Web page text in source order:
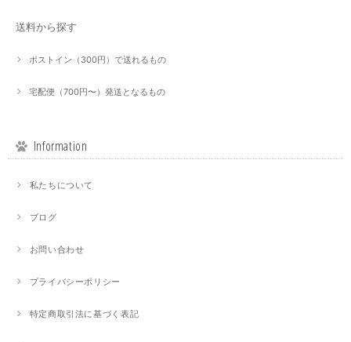
送料から探す
ポストイン（300円）で送れるもの
宅配便（700円〜）発送となるもの
Information
私たちについて
ブログ
お問い合わせ
プライバシーポリシー
特定商取引法に基づく表記